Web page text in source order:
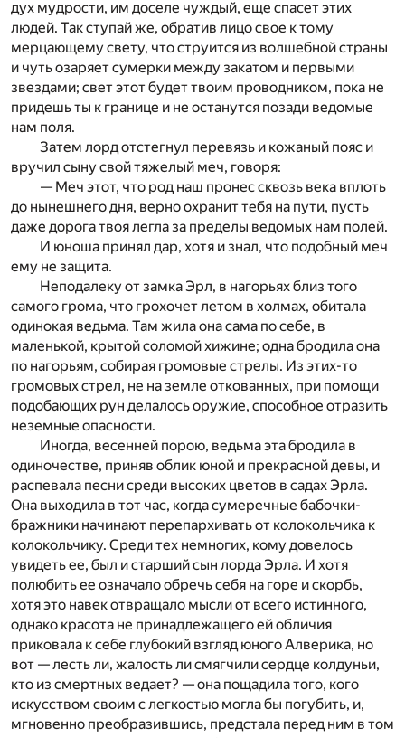
дух мудрости, им доселе чуждый, еще спасет этих
людей. Так ступай же, обратив лицо свое к тому
мерцающему свету, что струится из волшебной страны
и чуть озаряет сумерки между закатом и первыми
звездами; свет этот будет твоим проводником, пока не
придешь ты к границе и не останутся позади ведомые
нам поля.
Затем лорд отстегнул перевязь и кожаный пояс и
вручил сыну свой тяжелый меч, говоря:
— Меч этот, что род наш пронес сквозь века вплоть
до нынешнего дня, верно охранит тебя на пути, пусть
даже дорога твоя легла за пределы ведомых нам полей.
И юноша принял дар, хотя и знал, что подобный меч
ему не защита.
Неподалеку от замка Эрл, в нагорьях близ того
самого грома, что грохочет летом в холмах, обитала
одинокая ведьма. Там жила она сама по себе, в
маленькой, крытой соломой хижине; одна бродила она
по нагорьям, собирая громовые стрелы. Из этих-то
громовых стрел, не на земле откованных, при помощи
подобающих рун делалось оружие, способное отразить
неземные опасности.
Иногда, весенней порою, ведьма эта бродила в
одиночестве, приняв облик юной и прекрасной девы, и
распевала песни среди высоких цветов в садах Эрла.
Она выходила в тот час, когда сумеречные бабочки-
бражники начинают перепархивать от колокольчика к
колокольчику. Среди тех немногих, кому довелось
увидеть ее, был и старший сын лорда Эрла. И хотя
полюбить ее означало обречь себя на горе и скорбь,
хотя это навек отвращало мысли от всего истинного,
однако красота не принадлежащего ей обличия
приковала к себе глубокий взгляд юного Алверика, но
вот — лесть ли, жалость ли смягчили сердце колдуньи,
кто из смертных ведает? — она пощадила того, кого
искусством своим с легкостью могла бы погубить, и,
мгновенно преобразившись, предстала перед ним в том